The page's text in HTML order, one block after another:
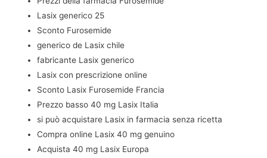
Lasix generico 25
Sconto Furosemide
generico de Lasix chile
fabricante Lasix generico
Lasix con prescrizione online
Sconto Lasix Furosemide Francia
Prezzo basso 40 mg Lasix Italia
si può acquistare Lasix in farmacia senza ricetta
Compra online Lasix 40 mg genuino
Acquista 40 mg Lasix Europa